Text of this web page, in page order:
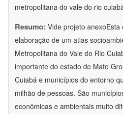
metropolitana do vale do rio
Resumo: Vide projeto
elaboração de um atlas
Metropolitana do Vale do Rio
importante do estado de Mato
Cuiabá e municípios do entorno
milhão de pessoas. São
econômicas e ambientais muito